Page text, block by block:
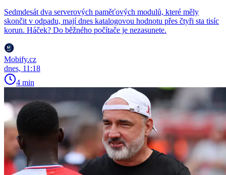
Sedmdesát dva serverových paměťových modulů, které měly
skončit v odpadu, mají dnes katalogovou hodnotu přes čtyři sta tisíc
korun. Háček? Do běžného počítače je nezasunete.
Mobify.cz
dnes, 11:18
4 min